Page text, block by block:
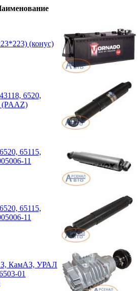
(конус)
6520,
(PAAZ)
65115,
11
65115,
11
КамАЗ, УРАЛ
01